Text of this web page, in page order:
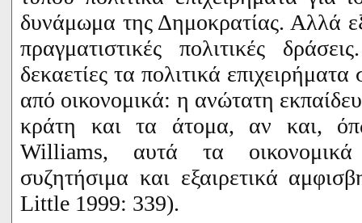
δυνάμωμα της Δημοκρατίας. Αλλά
πραγματιστικές πολιτικές
δεκαετίες τα πολιτικά
από οικονομικά: η ανώτατη
κράτη και τα άτομα, αν και,
Williams, αυτά τα οικονομικά
συζητήσιμα και εξαιρετικά
Little 1999: 339).